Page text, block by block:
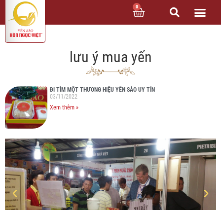
0
lưu ý mua yến
ĐI TÌM MỘT THƯƠNG HIỆU YẾN SÀO UY TÍN
03/11/2022
Xem thêm »